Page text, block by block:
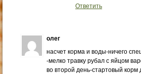
Ответить
олег
насчет корма и воды-ничего
-мелко травку рубал с яйцом
во второй день-стартовый корм